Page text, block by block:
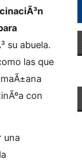
su abuela.
las que
con
una